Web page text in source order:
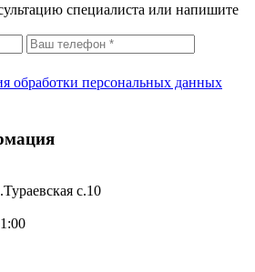
специалиста или напишите
обработки персональных данных
с.10